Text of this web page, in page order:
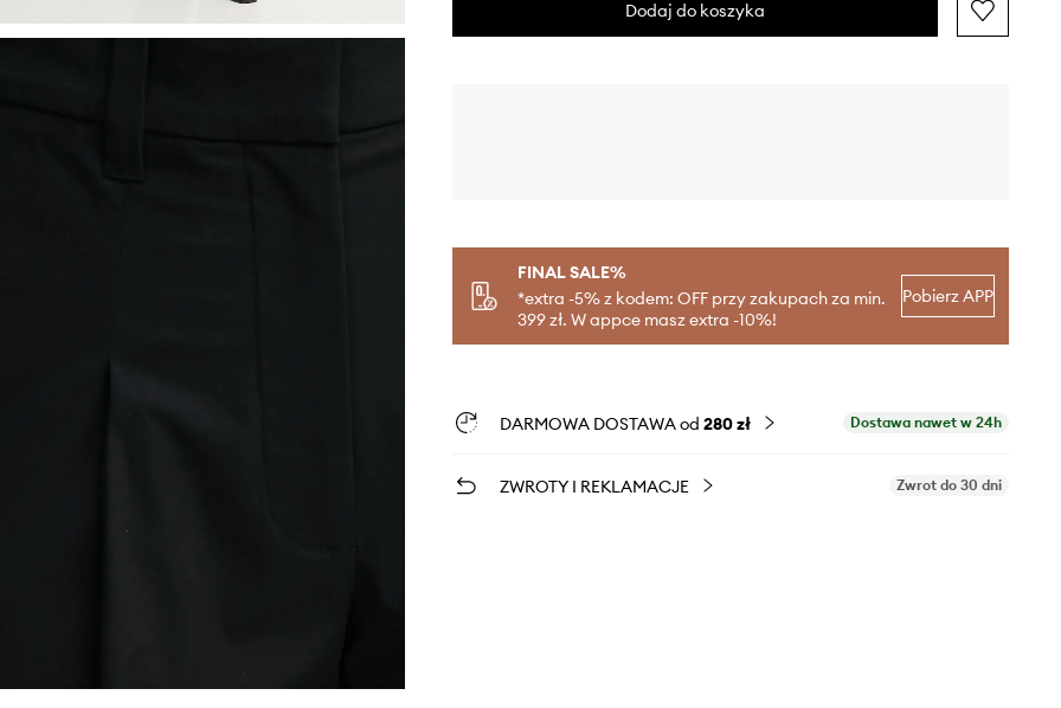
Dodaj do koszyka
FINAL SALE%
*extra -5% z kodem: OFF przy zakupach za min.
399 zł. W appce masz extra -10%!
Pobierz APP
DARMOWA DOSTAWA od 280 zł Dostawa nawet w 24h
ZWROTY I REKLAMACJE Zwrot do 30 dni